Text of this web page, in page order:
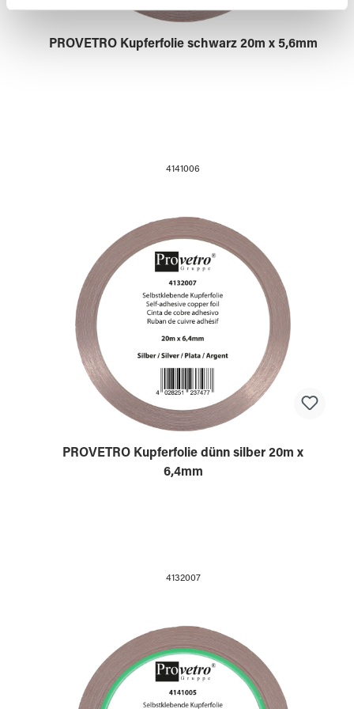
weiteren Daten zusammen, die Sie ihnen bereitgestellt
haben oder die sie im Rahmen Ihrer Nutzung der Dienste
PROVETRO Kupferfolie schwarz 20m x 5,6mm
4141006
PROVETRO Kupferfolie dünn silber 20m x
6,4mm
4132007